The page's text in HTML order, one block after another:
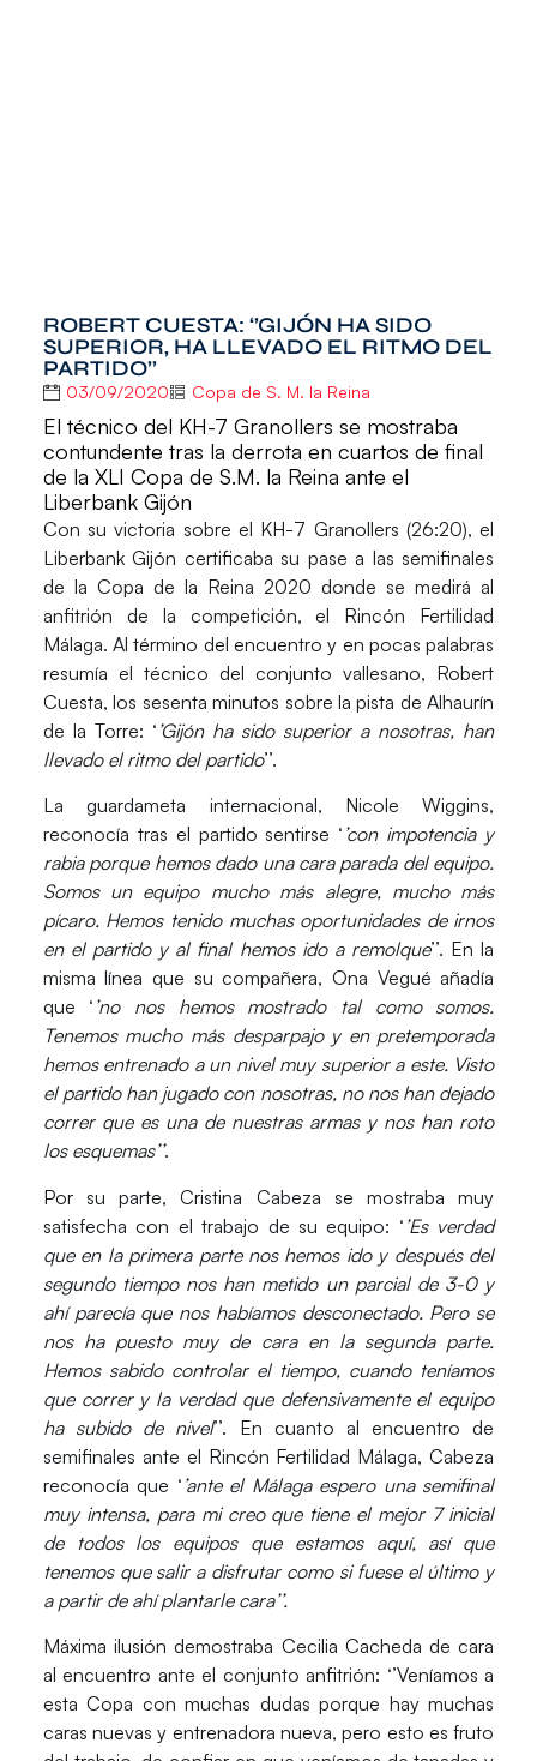
ROBERT CUESTA: ‘’GIJÓN HA SIDO
SUPERIOR, HA LLEVADO EL RITMO DEL
PARTIDO’’
03/09/2020 Copa de S. M. la Reina
El técnico del KH-7 Granollers se mostraba
contundente tras la derrota en cuartos de final
de la XLI Copa de S.M. la Reina ante el
Liberbank Gijón
Con su victoria sobre el KH-7 Granollers (26:20), el
Liberbank Gijón certificaba su pase a las semifinales
de la Copa de la Reina 2020 donde se medirá al
anfitrión de la competición, el Rincón Fertilidad
Málaga. Al término del encuentro y en pocas palabras
resumía el técnico del conjunto vallesano, Robert
Cuesta, los sesenta minutos sobre la pista de Alhaurín
de la Torre: ‘ ’Gijón ha sido superior a nosotras, han
llevado el ritmo del partido’’.
La guardameta internacional, Nicole Wiggins,
reconocía tras el partido sentirse ‘ ’con impotencia y
rabia porque hemos dado una cara parada del equipo.
Somos un equipo mucho más alegre, mucho más
pícaro. Hemos tenido muchas oportunidades de irnos
en el partido y al final hemos ido a remolque’’. En la
misma línea que su compañera, Ona Vegué añadía
que ‘ ’no nos hemos mostrado tal como somos.
Tenemos mucho más desparpajo y en pretemporada
hemos entrenado a un nivel muy superior a este. Visto
el partido han jugado con nosotras, no nos han dejado
correr que es una de nuestras armas y nos han roto
los esquemas’’.
Por su parte,Cristina Cabeza se mostraba muy
satisfecha con el trabajo de su equipo: ‘ ’Es verdad
que en la primera parte nos hemos ido y después del
segundo tiempo nos han metido un parcial de 3-0 y
ahí parecía que nos habíamos desconectado. Pero se
nos ha puesto muy de cara en la segunda parte.
Hemos sabido controlar el tiempo, cuando teníamos
que correr y la verdad que defensivamente el equipo
ha subido de nivel’’. En cuanto al encuentro de
semifinales ante el Rincón Fertilidad Málaga, Cabeza
reconocía que ‘ ’ante el Málaga espero una semifinal
muy intensa, para mi creo que tiene el mejor 7 inicial
de todos los equipos que estamos aquí, así que
tenemos que salir a disfrutar como si fuese el último y
a partir de ahí plantarle cara’’.
Máxima ilusión demostraba Cecilia Cacheda de cara
al encuentro ante el conjunto anfitrión: ‘’Veníamos a
esta Copa con muchas dudas porque hay muchas
caras nuevas y entrenadora nueva, pero esto es fruto